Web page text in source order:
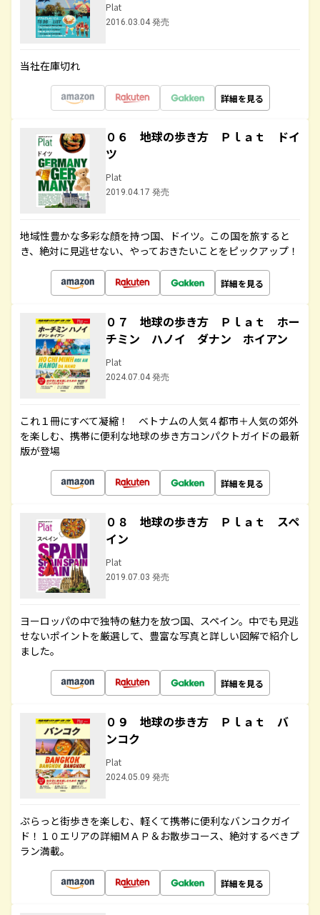
Plat
2016.03.04 発売
当社在庫切れ
詳細を見る
０６ 地球の歩き方 Ｐｌａｔ ドイ
ツ
Plat
2019.04.17 発売
地域性豊かな多彩な顔を持つ国、ドイツ。この国を旅すると
き、絶対に見逃せない、やっておきたいことをピックアップ！
詳細を見る
０７ 地球の歩き方 Ｐｌａｔ ホー
チミン ハノイ ダナン ホイアン
Plat
2024.07.04 発売
これ１冊にすべて凝縮！ ベトナムの人気４都市＋人気の郊外
を楽しむ、携帯に便利な地球の歩き方コンパクトガイドの最新
版が登場
詳細を見る
０８ 地球の歩き方 Ｐｌａｔ スペ
イン
Plat
2019.07.03 発売
ヨーロッパの中で独特の魅力を放つ国、スペイン。中でも見逃
せないポイントを厳選して、豊富な写真と詳しい図解で紹介し
ました。
詳細を見る
０９ 地球の歩き方 Ｐｌａｔ バ
ンコク
Plat
2024.05.09 発売
ぷらっと街歩きを楽しむ、軽くて携帯に便利なバンコクガイ
ド！１０エリアの詳細ＭＡＰ＆お散歩コース、絶対するべきプ
ラン満載。
詳細を見る